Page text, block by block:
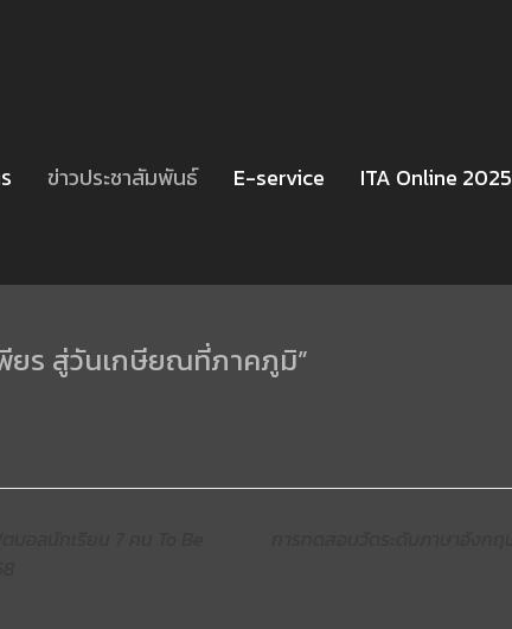
ข่าวประชาสัมพันธ์ E-service ITA Online 2025
ยร สู่วันเกษียณที่ภาคภูมิ”